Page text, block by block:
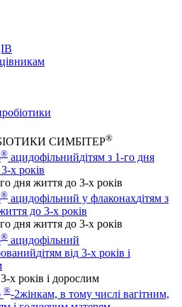
СИМБІТЕР®
® ацидофільнийдітям з 1-го дня
х років
дня життя до 3-х років
® ацидофільний у флаконахдітям з
до 3-х років
дня життя до 3-х років
® ацидофільний
дітям від 3-х років і
3-х років і дорослим
®-2жінкам, в тому числі вагітним,